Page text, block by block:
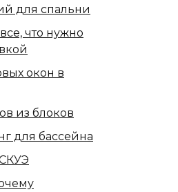
для спальни
что нужно
окон в
из блоков
для бассейна